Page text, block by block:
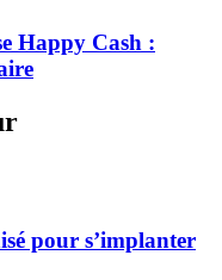
Happy Cash :
pour s’implanter